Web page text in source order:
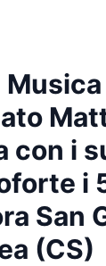
con i
i
San
(CS)